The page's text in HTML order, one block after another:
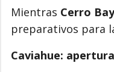
Mientras Cerro
preparativos para
Caviahue: